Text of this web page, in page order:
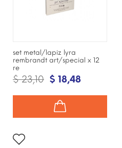
set metal/lapiz lyra
rembrandt art/special x 12
re
$ 23,10 $ 18,48